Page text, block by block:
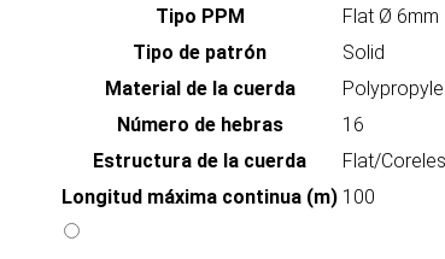
Tipo PPM
Flat Ø 6mm
Tipo de patrón
Solid
Material de la cuerda
Número de hebras
16
Estructura de la cuerda
Flat/
Longitud máxima continua (m) 100